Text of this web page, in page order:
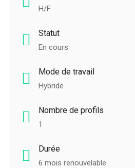
H/F
Statut
En cours
Mode de travail
Hybride
Nombre de profils
1
Durée
6 mois renouvelable